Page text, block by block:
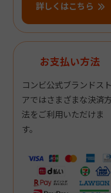
詳しくはこちら
お支払い方法
コンビ公式ブランドスト
アではさまざまな決済
法をご利用いただけま
す。